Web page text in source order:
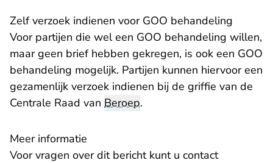
Zelf verzoek indienen voor GOO behandeling
Voor partijen die wel een GOO behandeling willen,
maar geen brief hebben gekregen, is ook een GOO
behandeling mogelijk. Partijen kunnen hiervoor een
gezamenlijk verzoek indienen bij de griffie van de
Centrale Raad van Beroep.
Meer informatie
Voor vragen over dit bericht kunt u contact